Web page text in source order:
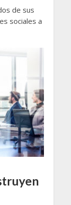
de sus
sociales a